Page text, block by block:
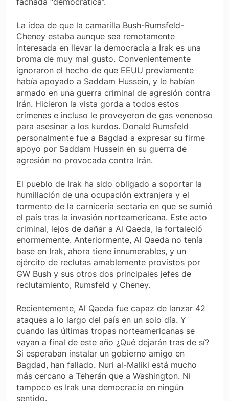
La idea de que la camarilla Bush-Rumsfeld-
Cheney estaba aunque sea remotamente
interesada en llevar la democracia a Irak es una
broma de muy mal gusto. Convenientemente
ignoraron el hecho de que EEUU previamente
había apoyado a Saddam Hussein, y le habían
armado en una guerra criminal de agresión contra
Irán. Hicieron la vista gorda a todos estos
crímenes e incluso le proveyeron de gas venenoso
para asesinar a los kurdos. Donald Rumsfeld
personalmente fue a Bagdad a expresar su firme
apoyo por Saddam Hussein en su guerra de
agresión no provocada contra Irán.
El pueblo de Irak ha sido obligado a soportar la
humillación de una ocupación extranjera y el
tormento de la carnicería sectaria en que se sumió
el país tras la invasión norteamericana. Este acto
criminal, lejos de dañar a Al Qaeda, la fortaleció
enormemente. Anteriormente, Al Qaeda no tenía
base en Irak, ahora tiene innumerables, y un
ejército de reclutas amablemente provistos por
GW Bush y sus otros dos principales jefes de
reclutamiento, Rumsfeld y Cheney.
Recientemente, Al Qaeda fue capaz de lanzar 42
ataques a lo largo del país en un solo día. Y
cuando las últimas tropas norteamericanas se
vayan a final de este año ¿Qué dejarán tras de sí?
Si esperaban instalar un gobierno amigo en
Bagdad, han fallado. Nuri al-Maliki está mucho
más cercano a Teherán que a Washington. Ni
tampoco es Irak una democracia en ningún
sentido.